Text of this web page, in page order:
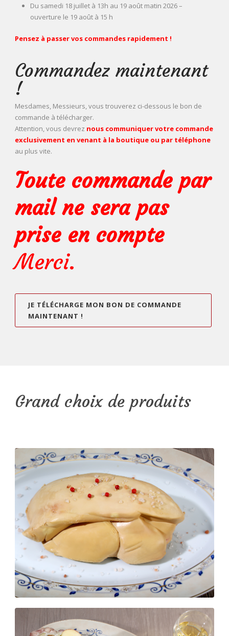
Du samedi 18 juillet à 13h au 19 août matin 2026 –
ouverture le 19 août à 15 h
Pensez à passer vos commandes rapidement !
Commandez maintenant
!
Mesdames, Messieurs, vous trouverez ci-dessous le bon de
commande à télécharger.
Attention, vous devrez nous communiquer votre commande
exclusivement en venant à la boutique ou par téléphone
au plus vite.
Toute commande par
mail ne sera pas
prise en compte
Merci.
JE TÉLÉCHARGE MON BON DE COMMANDE
MAINTENANT !
Grand choix de produits